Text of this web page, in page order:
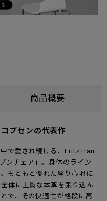
商品概要
ブセンの代表作
で愛され続ける、Fritz Han
ンチェア」。身体のライン
もともと優れた座り心地に
体に上質な本革を張り込ん
で、その快適性が格段に高